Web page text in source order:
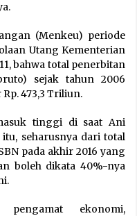
(Menkeu) periode
Utang Kementerian
bahwa total penerbitan
sejak tahun 2006
473,3 Triliun.
tinggi di saat Ani
seharusnya dari total
pada akhir 2016 yang
boleh dikata 40%-nya
ekonomi,